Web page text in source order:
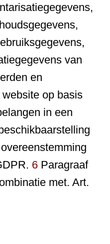
van
en
op basis
in een
6 Paragraaf
met. Art.